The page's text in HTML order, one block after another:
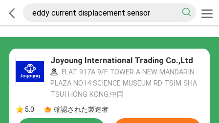
Joyoung International Trading Co.,Ltd
FLAT 917A 9/F TOWER A NEW MANDARIN
PLAZA NO14 SCIENCE MUSEUM RD TSIM SHA
TSUI HONG KONG,中国
5.0
確認された製造者